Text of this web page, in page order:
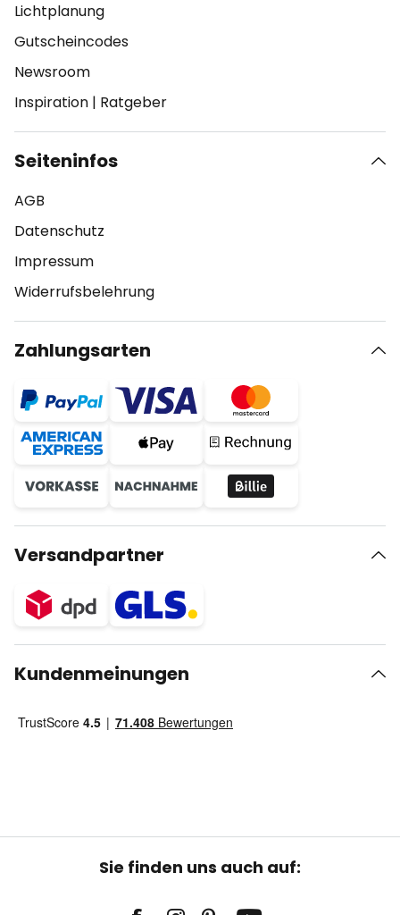
Lichtplanung
Gutscheincodes
Newsroom
Inspiration | Ratgeber
Seiteninfos
AGB
Datenschutz
Impressum
Widerrufsbelehrung
Zahlungsarten
Versandpartner
Kundenmeinungen
Sie finden uns auch auf: